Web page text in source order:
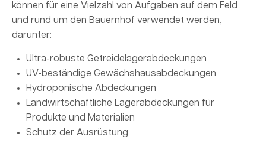
können für eine Vielzahl von Aufgaben auf dem Feld
und rund um den Bauernhof verwendet werden,
darunter:
Ultra-robuste Getreidelagerabdeckungen
UV-beständige Gewächshausabdeckungen
Hydroponische Abdeckungen
Landwirtschaftliche Lagerabdeckungen für
Produkte und Materialien
Schutz der Ausrüstung